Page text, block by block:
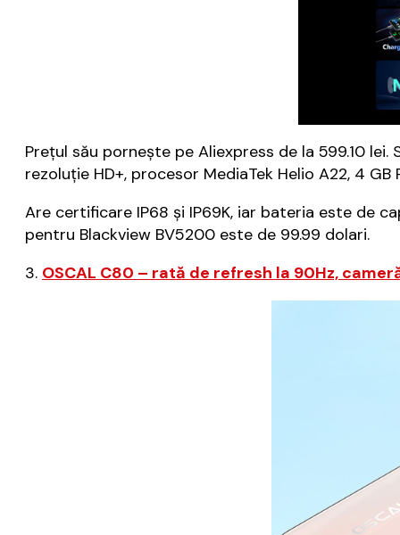
Prețul său pornește pe Aliexpress de la 599.10
rezoluție HD+, procesor MediaTek Helio A22, 4
Are certificare IP68 și IP69K, iar bateria este de
pentru Blackview BV5200 este de 99.99 dolari.
3. OSCAL C80 – rată de refresh la 90Hz,